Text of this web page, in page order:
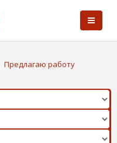
Предлагаю работу